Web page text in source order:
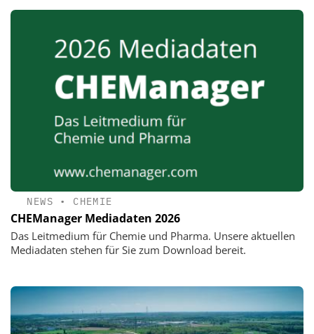
NEWS • CHEMIE
CHEManager Mediadaten 2026
Das Leitmedium für Chemie und Pharma. Unsere aktuellen
Mediadaten stehen für Sie zum Download bereit.